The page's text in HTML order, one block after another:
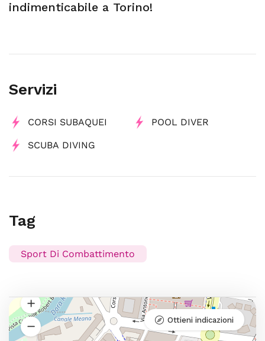
indimenticabile a Torino!
Servizi
CORSI SUBAQUEI POOL DIVER
SCUBA DIVING
Tag
Sport Di Combattimento
Ottieni indicazioni